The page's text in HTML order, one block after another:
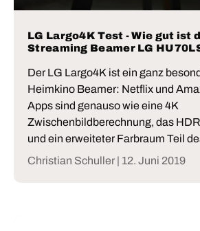
LG Largo4K Test - Wie gut ist
Streaming Beamer LG
Der LG Largo4K ist ein ganz
Heimkino Beamer: Netflix und
Apps sind genauso wie eine 4K
Zwischenbildberechnung, das
und ein erweiteter Farbraum Teil
Christian Schuller | 12. Juni 2019